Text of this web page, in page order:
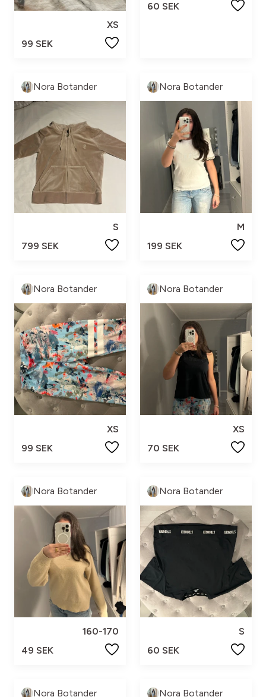
XS
99 SEK
60 SEK
Nora Botander
S
799 SEK
Nora Botander
M
199 SEK
Nora Botander
XS
99 SEK
Nora Botander
XS
70 SEK
Nora Botander
160-170
49 SEK
Nora Botander
S
60 SEK
Nora Botander Nora Botander